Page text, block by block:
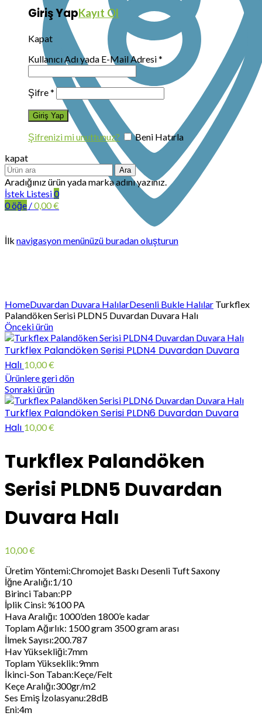
Giriş YapKayıt Ol
Kapat
Kullanıcı Adı yada E-Mail Adresi*
Şifre*
Şifrenizi mi unuttunuz?
Beni Hatırla
kapat
Ara
Aradığınız ürün yada marka adını yazınız.
İstek Listesi0
0öğe /0,00€
İlk navigasyon menünüzü buradan oluşturun
HomeDuvardan Duvara HalılarDesenli Bukle Halılar Turkflex
Palandöken Serisi PLDN5 Duvardan Duvara Halı
Önceki ürün
Turkflex Palandöken Serisi PLDN4 Duvardan Duvara
Halı 10,00€
Ürünlere geri dön
Sonraki ürün
Turkflex Palandöken Serisi PLDN6 Duvardan Duvara
Halı 10,00€
Turkflex Palandöken
Serisi PLDN5 Duvardan
Duvara Halı
10,00€
Üretim Yöntemi:Chromojet Baskı Desenli Tuft Saxony
İğne Aralığı:1/10
Birinci Taban:PP
İplik Cinsi: %100 PA
Hava Aralığı: 1000’den 1800’e kadar
Toplam Ağırlık: 1500 gram 3500 gram arası
İlmek Sayısı:200.787
Hav Yüksekliği:7mm
Toplam Yükseklik:9mm
İkinci-Son Taban:Keçe/Felt
Keçe Aralığı:300gr/m2
Ses Emiş İzolasyanu:28dB
Eni:4m